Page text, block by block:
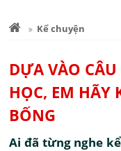
Kể chuyện
DỰA VÀO
HỌC, EM HÃY
BỐNG
Ai đã từng nghe